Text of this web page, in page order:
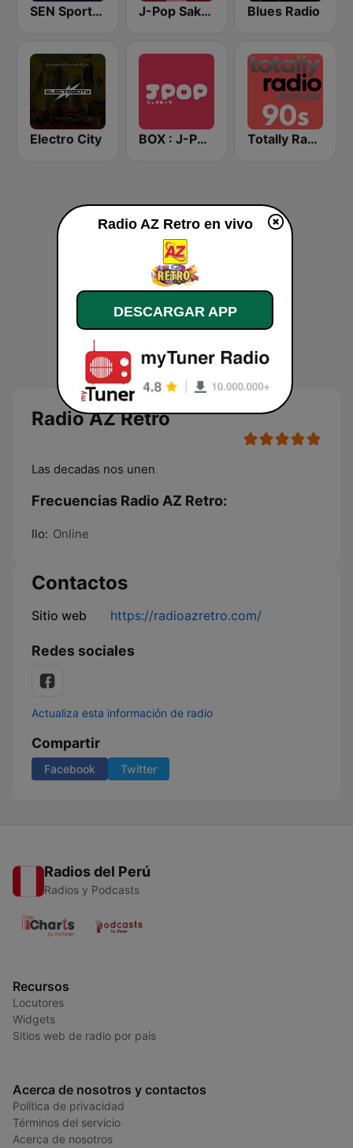
SEN Sports 1116 AM J-Pop Sakura 懐かしい Blues Radio
Electro City BOX : J-POP Radio - ジェイポップ 無線 Totally Radio 90s
Radio AZ Retro
Las decadas nos unen
Frecuencias Radio AZ Retro:
Ilo: Online
Contactos
Sitio web https://radioazretro.com/
Redes sociales
Actualiza esta información de radio
Compartir
Facebook Twitter
Radios del Perú
Radios y Podcasts
Recursos
Locutores
Widgets
Sitios web de radio por país
Acerca de nosotros y contactos
Política de privacidad
Términos del servicio
Acerca de nosotros
Radio AZ Retro en vivo
DESCARGAR APP